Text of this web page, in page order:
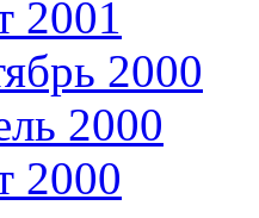
2001
2000
2000
2000